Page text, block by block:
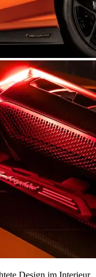
Design im Interieur